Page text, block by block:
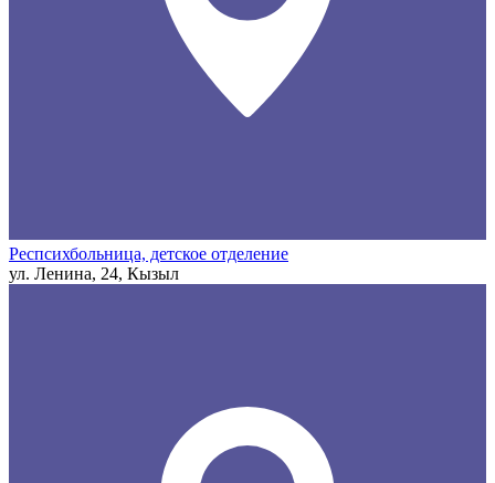
Респсихбольница, детское отделение
ул. Ленина, 24, Кызыл